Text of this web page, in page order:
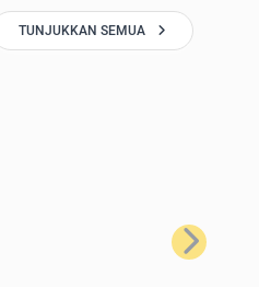
TUNJUKKAN SEMUA
Seterusnya